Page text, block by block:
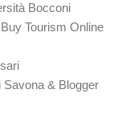
Bocconi
Tourism Online
& Blogger